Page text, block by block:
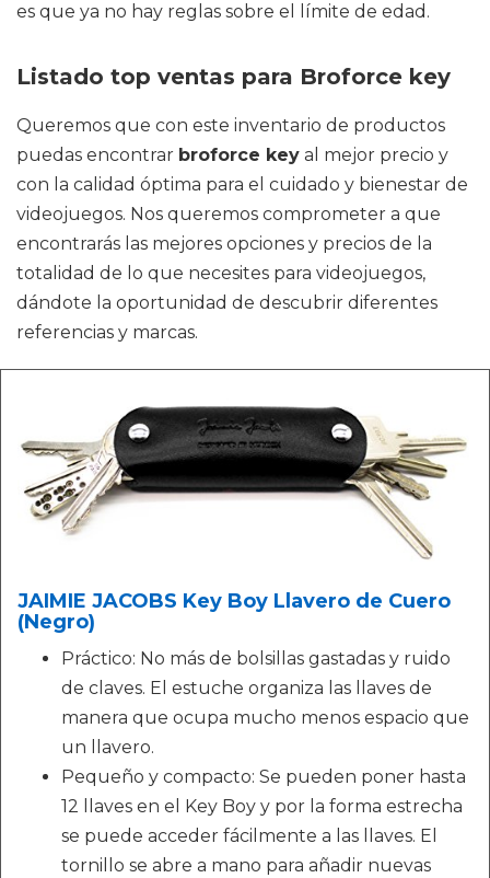
es que ya no hay reglas sobre el límite de edad.
Listado top ventas para Broforce key
Queremos que con este inventario de productos
puedas encontrar broforce key al mejor precio y
con la calidad óptima para el cuidado y bienestar de
videojuegos. Nos queremos comprometer a que
encontrarás las mejores opciones y precios de la
totalidad de lo que necesites para videojuegos,
dándote la oportunidad de descubrir diferentes
referencias y marcas.
JAIMIE JACOBS Key Boy Llavero de Cuero
(Negro)
Práctico: No más de bolsillas gastadas y ruido
de claves. El estuche organiza las llaves de
manera que ocupa mucho menos espacio que
un llavero.
Pequeño y compacto: Se pueden poner hasta
12 llaves en el Key Boy y por la forma estrecha
se puede acceder fácilmente a las llaves. El
tornillo se abre a mano para añadir nuevas